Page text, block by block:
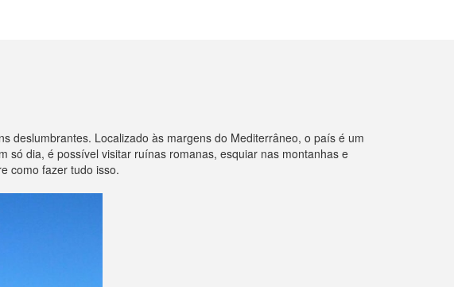
deslumbrantes. Localizado às margens do Mediterrâneo, o país é um
só dia, é possível visitar ruínas romanas, esquiar nas montanhas e
como fazer tudo isso.